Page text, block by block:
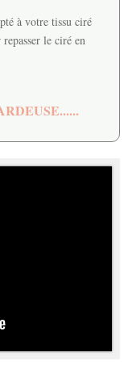
à votre tissu ciré
le ciré en